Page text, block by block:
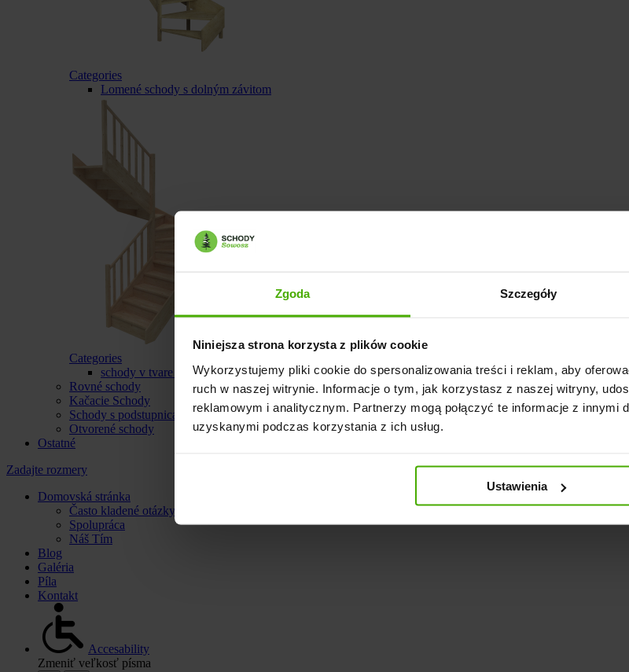
Zgoda Szczegóły
Niniejsza strona korzysta z plików cookie
Wykorzystujemy pliki cookie do spersonalizowania treści i reklam, aby
ruch w naszej witrynie. Informacje o tym, jak korzystasz z naszej witryny,
reklamowym i analitycznym. Partnerzy mogą połączyć te informacje z innymi
uzyskanymi podczas korzystania z ich usług.
Ustawienia
Categories
Lomené schody s dolným závitom
Categories
schody v tvare U
Rovné schody
Kačacie Schody
Schody s podstupnicami
Otvorené schody
Ostatné
Zadajte rozmery
Domovská stránka
Často kladené otázky
Spolupráca
Náš Tím
Blog
Galéria
Píla
Kontakt
Accesability
Zmeniť veľkosť písma